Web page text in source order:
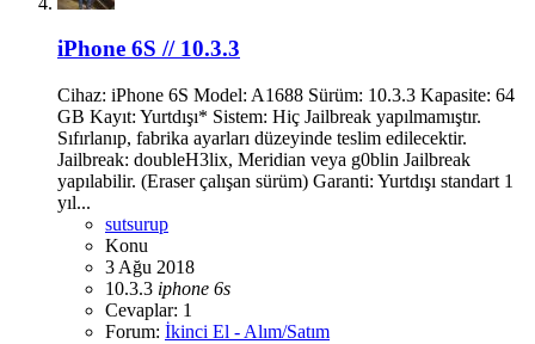
iPhone 6S // 10.3.3
Cihaz: iPhone 6S Model: A1688 Sürüm: 10.3.3 Kapasite: 64
GB Kayıt: Yurtdışı* Sistem: Hiç Jailbreak yapılmamıştır.
Sıfırlanıp, fabrika ayarları düzeyinde teslim edilecektir.
Jailbreak: doubleH3lix, Meridian veya g0blin Jailbreak
yapılabilir. (Eraser çalışan sürüm) Garanti: Yurtdışı standart 1
yıl...
sutsurup
Konu
3 Ağu 2018
10.3.3 iphone 6s
Cevaplar: 1
Forum: İkinci El - Alım/Satım